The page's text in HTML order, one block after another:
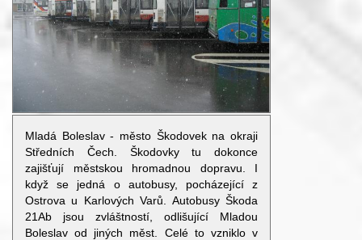
Mladá Boleslav - město Škodovek na okraji
Středních Čech. Škodovky tu dokonce
zajišťují městskou hromadnou dopravu. I
když se jedná o autobusy, pocházející z
Ostrova u Karlových Varů. Autobusy Škoda
21Ab jsou zvláštností, odlišující Mladou
Boleslav od jiných měst. Celé to vzniklo v